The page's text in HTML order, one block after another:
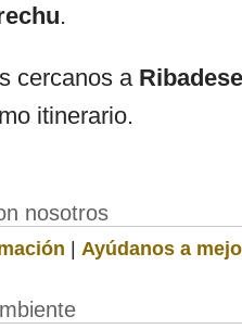
.
cercanos a
itinerario.
nosotros
| Ayúdanos a